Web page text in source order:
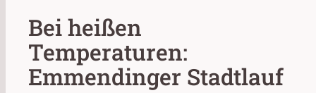
Bei heißen
Temperaturen:
Emmendinger Stadtlauf